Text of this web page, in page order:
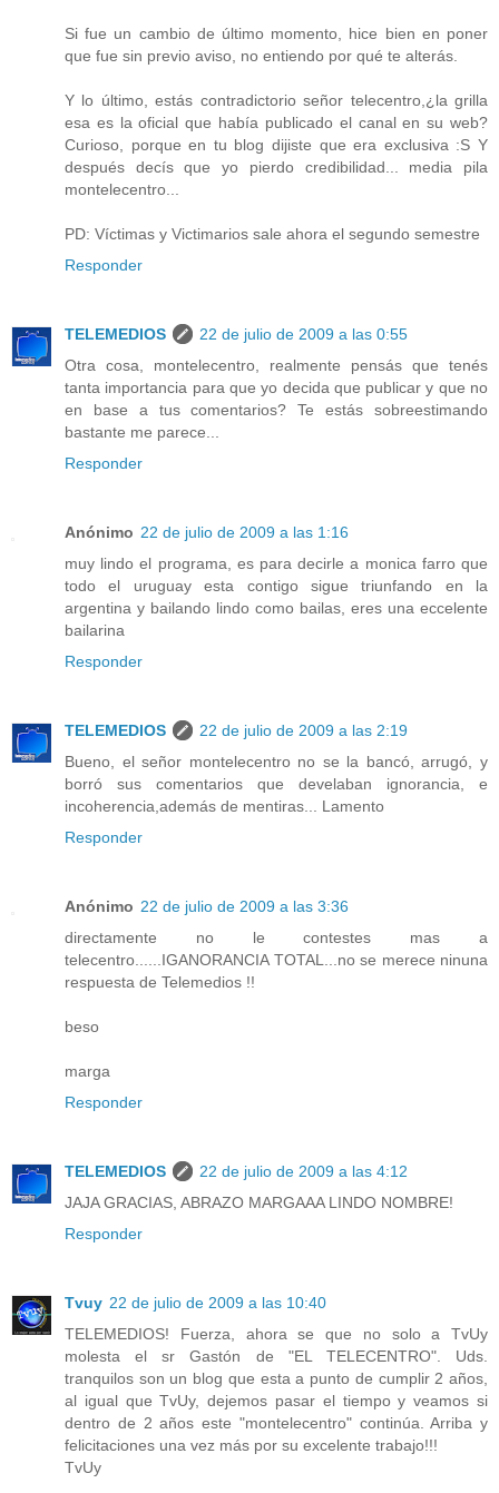
Si fue un cambio de último momento, hice bien en poner
que fue sin previo aviso, no entiendo por qué te alterás.
Y lo último, estás contradictorio señor telecentro,¿la grilla
esa es la oficial que había publicado el canal en su web?
Curioso, porque en tu blog dijiste que era exclusiva :S Y
después decís que yo pierdo credibilidad... media pila
montelecentro...
PD: Víctimas y Victimarios sale ahora el segundo semestre
Responder
TELEMEDIOS
22 de julio de 2009 a las 0:55
Otra cosa, montelecentro, realmente pensás que tenés
tanta importancia para que yo decida que publicar y que no
en base a tus comentarios? Te estás sobreestimando
bastante me parece...
Responder
Anónimo 22 de julio de 2009 a las 1:16
muy lindo el programa, es para decirle a monica farro que
todo el uruguay esta contigo sigue triunfando en la
argentina y bailando lindo como bailas, eres una eccelente
bailarina
Responder
TELEMEDIOS
22 de julio de 2009 a las 2:19
Bueno, el señor montelecentro no se la bancó, arrugó, y
borró sus comentarios que develaban ignorancia, e
incoherencia,además de mentiras... Lamento
Responder
Anónimo 22 de julio de 2009 a las 3:36
directamente no le contestes mas a
telecentro......IGANORANCIA TOTAL...no se merece ninuna
respuesta de Telemedios !!
beso
marga
Responder
TELEMEDIOS
22 de julio de 2009 a las 4:12
JAJA GRACIAS, ABRAZO MARGAAA LINDO NOMBRE!
Responder
Tvuy 22 de julio de 2009 a las 10:40
TELEMEDIOS! Fuerza, ahora se que no solo a TvUy
molesta el sr Gastón de "EL TELECENTRO". Uds.
tranquilos son un blog que esta a punto de cumplir 2 años,
al igual que TvUy, dejemos pasar el tiempo y veamos si
dentro de 2 años este "montelecentro" continúa. Arriba y
felicitaciones una vez más por su excelente trabajo!!!
TvUy